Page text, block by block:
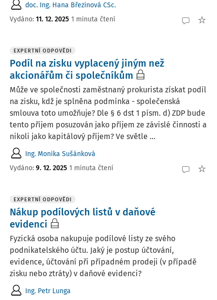
doc. Ing. Hana Březinová CSc.
Vydáno: 11. 12. 2025 1 minuta čtení
EXPERTNÍ ODPOVĚDI
Podíl na zisku vyplacený jiným než
akcionářům či společníkům
Může ve společnosti zaměstnaný prokurista získat podíl
na zisku, kdž je splněna podmínka - společenská
smlouva toto umožňuje? Dle § 6 dst 1 písm. d) ZDP bude
tento příjem posuzován jako příjem ze závislé činnosti a
nikoli jako kapitálový příjem? Ve světle ...
Ing. Monika Sušánková
Vydáno: 9. 12. 2025 1 minuta čtení
EXPERTNÍ ODPOVĚDI
Nákup podílových listů v daňové
evidenci
Fyzická osoba nakupuje podílové listy ze svého
podnikatelského účtu. Jaký je postup účtování,
evidence, účtování při případném prodeji (v případě
zisku nebo ztráty) v daňové evidenci?
Ing. Petr Lunga